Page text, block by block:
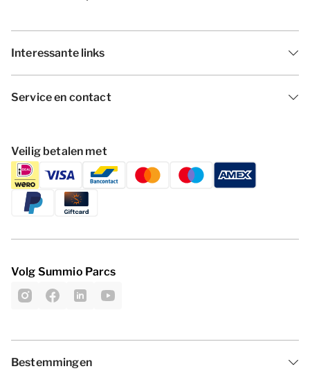
Interessante links
Service en contact
Veilig betalen met
Volg Summio Parcs
Bestemmingen